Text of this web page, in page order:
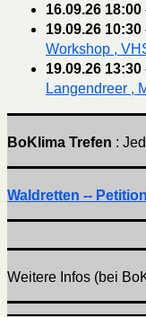
16.09.26 18:00
19.09.26 10:30
Workshop ,
19.09.26 13:30
Langendreer ,
BoKlima Trefen :
Waldretten --
Weitere Infos (bei